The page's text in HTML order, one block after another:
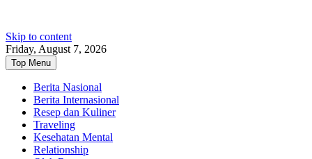
Skip to content
Friday, August 7, 2026
Top Menu
Berita Nasional
Berita Internasional
Resep dan Kuliner
Traveling
Kesehatan Mental
Relationship